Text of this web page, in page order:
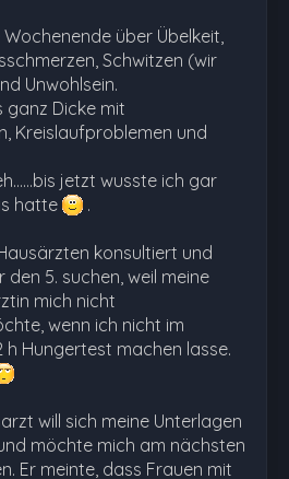
über Übelkeit,
Schwitzen (wir
Unwohlsein.
ganz Dicke mit
Kreislaufproblemen und
jetzt wusste ich gar
hatte
.
konsultiert und
5. suchen, weil meine
mich nicht
wenn ich nicht im
h Hungertest machen lasse.
will sich meine Unterlagen
möchte mich am nächsten
Er meinte, dass Frauen mit